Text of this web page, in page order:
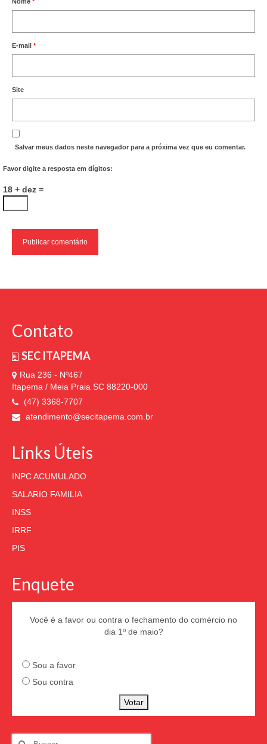
E-mail *
Site
Salvar meus dados neste navegador para a próxima vez que eu comentar.
Favor digite a resposta em dígitos:
18 + dez =
Contato
SEC ITAPEMA
Rua 236 - Nº467
Itapema / Meia Praia SC 88220-000
(47) 3368-7707
atendimento@secitapema.com.br
Links Úteis
INPC ACUMULADO
SALARIO FAMILIA
INSS
IRRF
PIS
Enquete
Você é a favor ou contra o fechamento do comércio no
dia 1º de maio?
Sou a favor
Sou contra
Votar